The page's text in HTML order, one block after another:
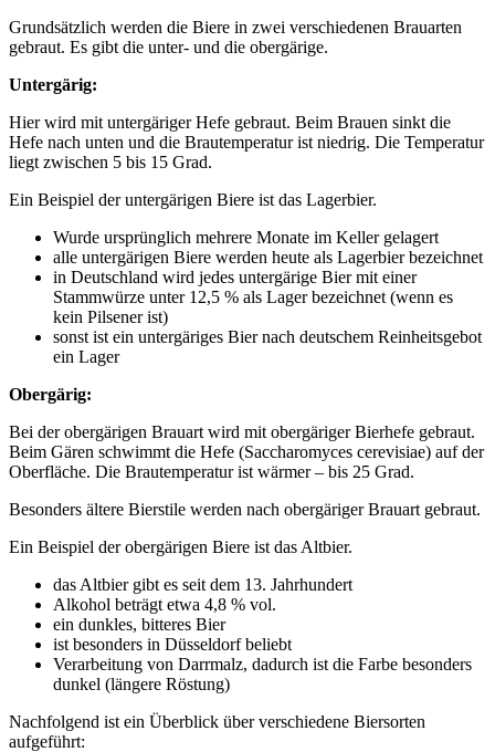
Grundsätzlich werden die Biere in zwei verschiedenen Brauarten
gebraut. Es gibt die unter- und die obergärige.
Untergärig:
Hier wird mit untergäriger Hefe gebraut. Beim Brauen sinkt die
Hefe nach unten und die Brautemperatur ist niedrig. Die Temperatur
liegt zwischen 5 bis 15 Grad.
Ein Beispiel der untergärigen Biere ist das Lagerbier.
Wurde ursprünglich mehrere Monate im Keller gelagert
alle untergärigen Biere werden heute als Lagerbier bezeichnet
in Deutschland wird jedes untergärige Bier mit einer
Stammwürze unter 12,5 % als Lager bezeichnet (wenn es
kein Pilsener ist)
sonst ist ein untergäriges Bier nach deutschem Reinheitsgebot
ein Lager
Obergärig:
Bei der obergärigen Brauart wird mit obergäriger Bierhefe gebraut.
Beim Gären schwimmt die Hefe (Saccharomyces cerevisiae) auf der
Oberfläche. Die Brautemperatur ist wärmer – bis 25 Grad.
Besonders ältere Bierstile werden nach obergäriger Brauart gebraut.
Ein Beispiel der obergärigen Biere ist das Altbier.
das Altbier gibt es seit dem 13. Jahrhundert
Alkohol beträgt etwa 4,8 % vol.
ein dunkles, bitteres Bier
ist besonders in Düsseldorf beliebt
Verarbeitung von Darrmalz, dadurch ist die Farbe besonders
dunkel (längere Röstung)
Nachfolgend ist ein Überblick über verschiedene Biersorten
aufgeführt: